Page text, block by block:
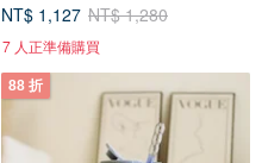
NT$ 1,127 NT$ 1,280
7 人正準備購買
88 折